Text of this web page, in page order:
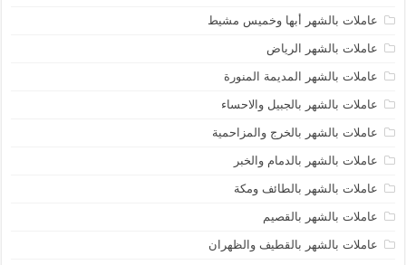
عاملات بالشهر أبها وخميس مشيط
عاملات بالشهر الرياض
عاملات بالشهر المديمة المنورة
عاملات بالشهر بالجبيل والاحساء
عاملات بالشهر بالخرج والمزاحمية
عاملات بالشهر بالدمام والخبر
عاملات بالشهر بالطائف ومكة
عاملات بالشهر بالقصيم
عاملات بالشهر بالقطيف والظهران